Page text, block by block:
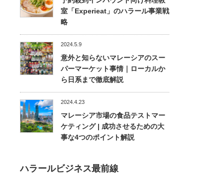
室「Experieat」のハラール事業戦
略
2024.5.9
意外と知らないマレーシアのスー
パーマーケット事情｜ローカルか
ら日系まで徹底解説
2024.4.23
マレーシア市場の食品テストマー
ケティング | 成功させるための大
事な4つのポイント解説
ハラールビジネス最前線